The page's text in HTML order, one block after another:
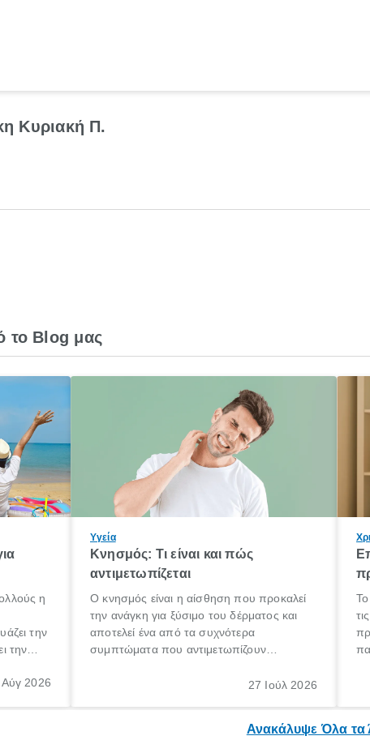
Κυριακή Π.
το Blog μας
η
την
την
2026
Υγεία
Κνησμός: Τι είναι και πώς
αντιμετωπίζεται
Ο κνησμός είναι η αίσθηση που προκαλεί
την ανάγκη για ξύσιμο του δέρματος και
αποτελεί ένα από τα συχνότερα
συμπτώματα που αντιμετωπίζουν
πληροφορίες για το «κνησμός τι είναι»,
27 Ιούλ 2026
Ανακάλυψε Όλα τα